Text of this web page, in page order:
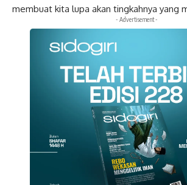
membuat kita lupa akan tingkahnya yang
- Advertisement -